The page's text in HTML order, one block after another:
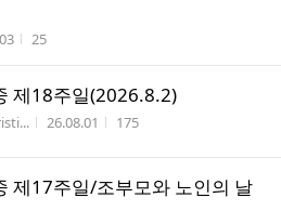
조회수
25
제18주일(2026.8.2)
자 작성시간
26.08.01 조회수
175
제17주일/조부모와 노인의 날